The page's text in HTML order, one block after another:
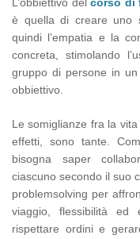
è quella di creare uno
quindi l’empatia e la
concreta, stimolando
gruppo di persone in
obbiettivo.
Le somiglianze fra la vita
effetti, sono tante.
bisogna saper
ciascuno secondo il suo
problemsolving per
viaggio, flessibilità ed
rispettare ordini e